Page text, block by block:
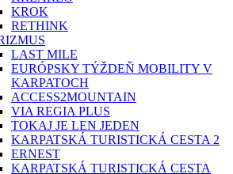
KROK
RETHINK
LAST MILE
EURÓPSKY TÝŽDEŇ MOBILITY V
KARPATOCH
ACCESS2MOUNTAIN
VIA REGIA PLUS
TOKAJ JE LEN JEDEN
KARPATSKÁ TURISTICKÁ CESTA 2
ERNEST
KARPATSKÁ TURISTICKÁ CESTA